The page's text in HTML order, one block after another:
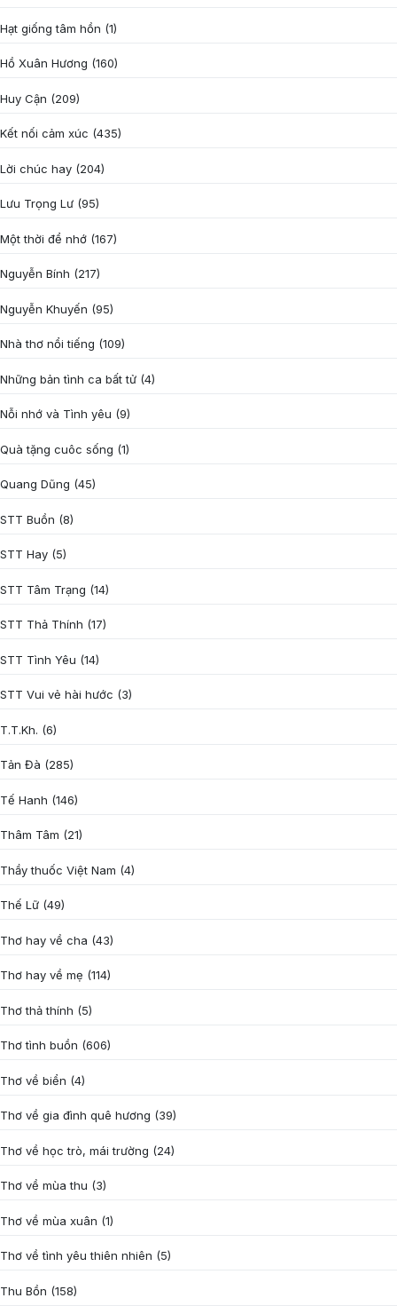
Hạt giống tâm hồn (1)
Hồ Xuân Hương (160)
Huy Cận (209)
Kết nối cảm xúc (435)
Lời chúc hay (204)
Lưu Trọng Lư (95)
Một thời để nhớ (167)
Nguyễn Bính (217)
Nguyễn Khuyến (95)
Nhà thơ nổi tiếng (109)
Những bản tình ca bất tử (4)
Nỗi nhớ và Tình yêu (9)
Quà tặng cuôc sống (1)
Quang Dũng (45)
STT Buồn (8)
STT Hay (5)
STT Tâm Trạng (14)
STT Thả Thính (17)
STT Tình Yêu (14)
STT Vui vẻ hài hước (3)
T.T.Kh. (6)
Tản Đà (285)
Tế Hanh (146)
Thâm Tâm (21)
Thầy thuốc Việt Nam (4)
Thế Lữ (49)
Thơ hay về cha (43)
Thơ hay về mẹ (114)
Thơ thả thính (5)
Thơ tình buồn (606)
Thơ về biển (4)
Thơ về gia đình quê hương (39)
Thơ về học trò, mái trường (24)
Thơ về mùa thu (3)
Thơ về mùa xuân (1)
Thơ về tình yêu thiên nhiên (5)
Thu Bồn (158)